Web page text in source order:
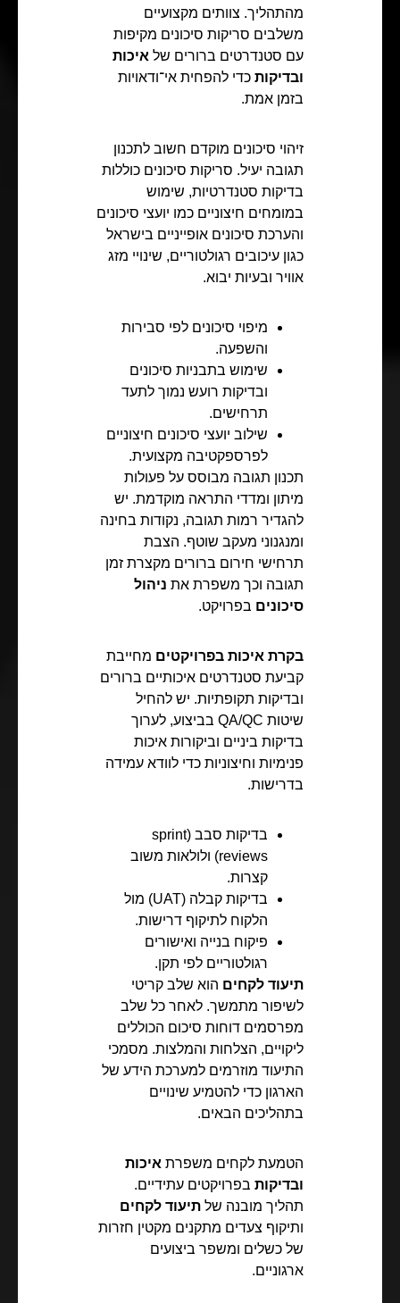
מהתהליך. צוותים מקצועיים
משלבים סריקות סיכונים מקיפות
עם סטנדרטים ברורים של איכות
ובדיקות כדי להפחית אי־ודאויות
בזמן אמת.
זיהוי סיכונים מוקדם חשוב לתכנון
תגובה יעיל. סריקות סיכונים כוללות
בדיקות סטנדרטיות, שימוש
במומחים חיצוניים כמו יועצי סיכונים
והערכת סיכונים אופייניים בישראל
כגון עיכובים רגולטוריים, שינויי מזג
אוויר ובעיות יבוא.
מיפוי סיכונים לפי סבירות
והשפעה.
שימוש בתבניות סיכונים
ובדיקות רועש נמוך לתעד
תרחישים.
שילוב יועצי סיכונים חיצוניים
לפרספקטיבה מקצועית.
תכנון תגובה מבוסס על פעולות
מיתון ומדדי התראה מוקדמת. יש
להגדיר רמות תגובה, נקודות בחינה
ומנגנוני מעקב שוטף. הצבת
תרחישי חירום ברורים מקצרת זמן
תגובה וכך משפרת את ניהול
סיכונים בפרויקט.
בקרת איכות בפרויקטים מחייבת
קביעת סטנדרטים איכותיים ברורים
ובדיקות תקופתיות. יש להחיל
שיטות QA/QC בביצוע, לערוך
בדיקות ביניים וביקורות איכות
פנימיות וחיצוניות כדי לוודא עמידה
בדרישות.
בדיקות סבב (sprint
reviews) ולולאות משוב
קצרות.
בדיקות קבלה (UAT) מול
הלקוח לתיקוף דרישות.
פיקוח בנייה ואישורים
רגולטוריים לפי תקן.
תיעוד לקחים הוא שלב קריטי
לשיפור מתמשך. לאחר כל שלב
מפרסמים דוחות סיכום הכוללים
ליקויים, הצלחות והמלצות. מסמכי
התיעוד מוזרמים למערכת הידע של
הארגון כדי להטמיע שינויים
בתהליכים הבאים.
הטמעת לקחים משפרת איכות
ובדיקות בפרויקטים עתידיים.
תהליך מובנה של תיעוד לקחים
ותיקוף צעדים מתקנים מקטין חזרות
של כשלים ומשפר ביצועים
ארגוניים.